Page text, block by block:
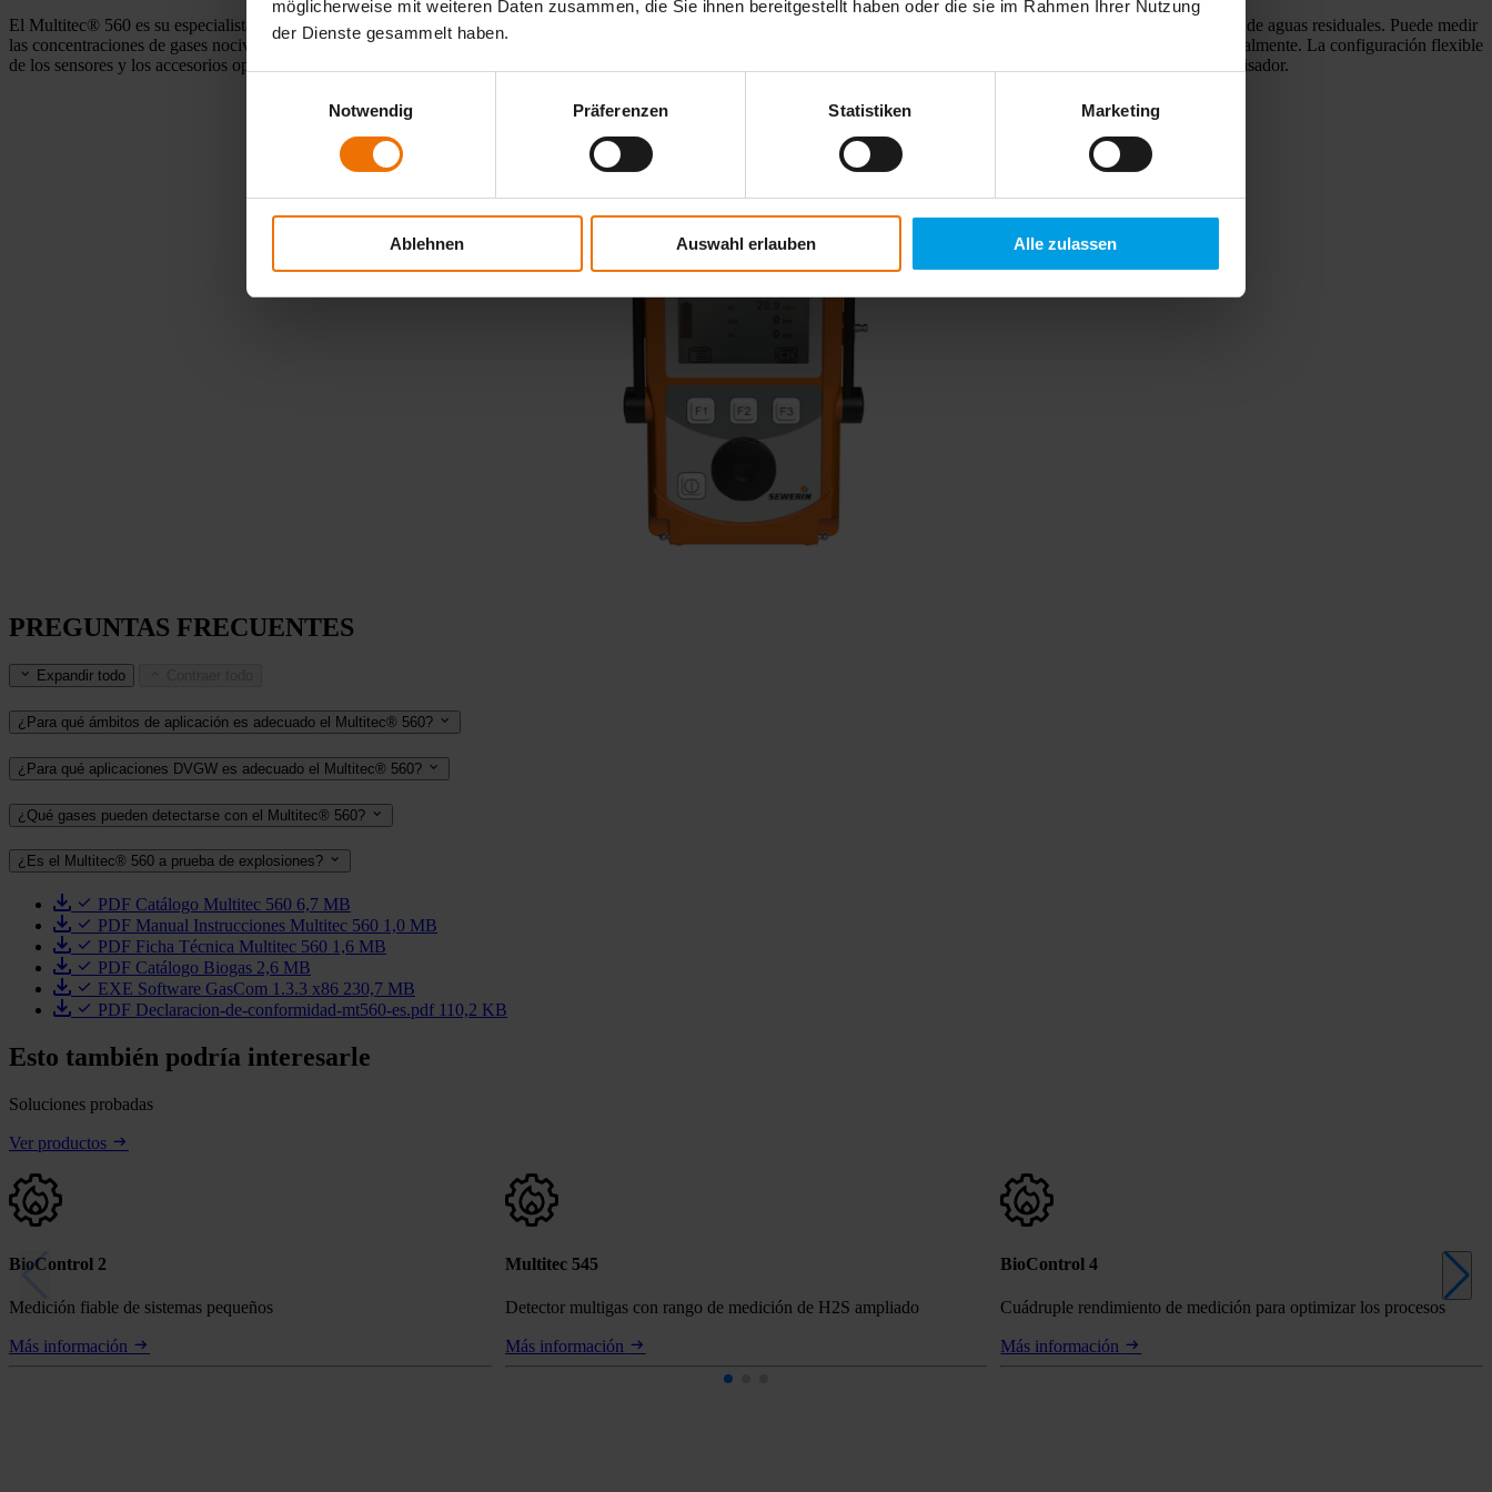
möglicherweise mit weiteren Daten zusammen, die Sie ihnen bereitgestellt haben oder die sie im Rahmen Ihrer Nutzung
der Dienste gesammelt haben.
Notwendig
Präferenzen Statistiken Marketing
Ablehnen Auswahl erlauben Alle zulassen
El Multitec® 560 es su especialista en supervisión de procesos y seguridad personal cuando se trabaja con gases biológicos, especialmente en vertederos y plantas de tratamiento de aguas residuales. Puede medir
las concentraciones de gases nocivos incluso antes de entrar en los pozos, comprobar la composición del biogás para optimizar el proceso y documentar todos los resultados digitalmente. La configuración flexible
de los sensores y los accesorios opcionales permiten una adaptación personalizada a sus necesidades, para unos procesos fluidos y una seguridad fiable gracias a la función de avisador.
PREGUNTAS FRECUENTES
Expandir todo
¿Para qué ámbitos de aplicación es adecuado el Multitec® 560?
¿Para qué aplicaciones DVGW es adecuado el Multitec® 560?
¿Qué gases pueden detectarse con el Multitec® 560?
¿Es el Multitec® 560 a prueba de explosiones?
PDF Catálogo Multitec 560 6,7 MB
PDF Manual Instrucciones Multitec 560 1,0 MB
PDF Ficha Técnica Multitec 560 1,6 MB
PDF Catálogo Biogas 2,6 MB
EXE Software GasCom 1.3.3 x86 230,7 MB
PDF Declaracion-de-conformidad-mt560-es.pdf 110,2 KB
Esto también podría interesarle
Soluciones probadas
Ver productos
BioControl 2
Medición fiable de sistemas pequeños
Más información
Multitec 545
Detector multigas con rango de medición de H2S ampliado
Más información
BioControl 4
Cuádruple rendimiento de medición para optimizar los procesos
Más información